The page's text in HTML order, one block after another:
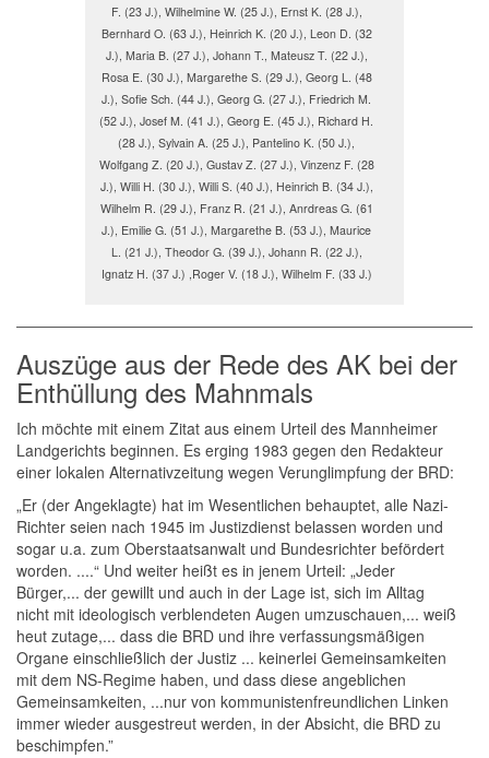
F. (23 J.), Wilhelmine W. (25 J.), Ernst K. (28 J.),
Bernhard O. (63 J.), Heinrich K. (20 J.), Leon D. (32
J.), Maria B. (27 J.), Johann T., Mateusz T. (22 J.),
Rosa E. (30 J.), Margarethe S. (29 J.), Georg L. (48
J.), Sofie Sch. (44 J.), Georg G. (27 J.), Friedrich M.
(52 J.), Josef M. (41 J.), Georg E. (45 J.), Richard H.
(28 J.), Sylvain A. (25 J.), Pantelino K. (50 J.),
Wolfgang Z. (20 J.), Gustav Z. (27 J.), Vinzenz F. (28
J.), Willi H. (30 J.), Willi S. (40 J.), Heinrich B. (34 J.),
Wilhelm R. (29 J.), Franz R. (21 J.), Anrdreas G. (61
J.), Emilie G. (51 J.), Margarethe B. (53 J.), Maurice
L. (21 J.), Theodor G. (39 J.), Johann R. (22 J.),
Ignatz H. (37 J.) ,Roger V. (18 J.), Wilhelm F. (33 J.)
Auszüge aus der Rede des AK bei der
Enthüllung des Mahnmals
Ich möchte mit einem Zitat aus einem Urteil des Mannheimer
Landgerichts beginnen. Es erging 1983 gegen den Redakteur
einer lokalen Alternativzeitung wegen Verunglimpfung der BRD:
„Er (der Angeklagte) hat im Wesentlichen behauptet, alle Nazi-
Richter seien nach 1945 im Justizdienst belassen worden und
sogar u.a. zum Oberstaatsanwalt und Bundesrichter befördert
worden. ....“ Und weiter heißt es in jenem Urteil: „Jeder
Bürger,... der gewillt und auch in der Lage ist, sich im Alltag
nicht mit ideologisch verblendeten Augen umzuschauen,... weiß
heut zutage,... dass die BRD und ihre verfassungsmäßigen
Organe einschließlich der Justiz ... keinerlei Gemeinsamkeiten
mit dem NS-Regime haben, und dass diese angeblichen
Gemeinsamkeiten, ...nur von kommunistenfreundlichen Linken
immer wieder ausgestreut werden, in der Absicht, die BRD zu
beschimpfen.”